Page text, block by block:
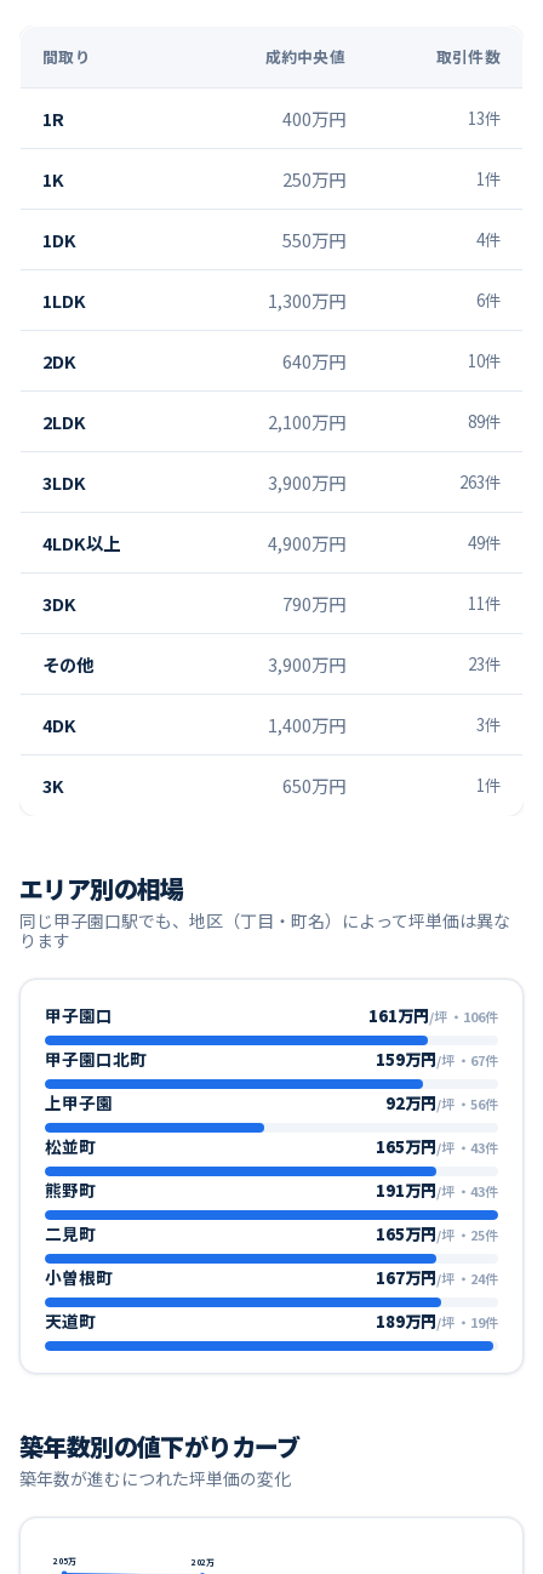
間取り 成約中央値 取引件数
1R 400万円 13件
1K 250万円 1件
1DK 550万円 4件
1LDK 1,300万円 6件
2DK 640万円 10件
2LDK 2,100万円 89件
3LDK 3,900万円 263件
4LDK以上 4,900万円 49件
3DK 790万円 11件
その他 3,900万円 23件
4DK 1,400万円 3件
3K 650万円 1件
エリア別の相場
同じ甲子園口駅でも、地区（丁目・町名）によって坪単価は異な
ります
甲子園口 161万円/坪 ・ 106件
甲子園口北町 159万円/坪 ・ 67件
上甲子園 92万円/坪 ・ 56件
松並町 165万円/坪 ・ 43件
熊野町 191万円/坪 ・ 43件
二見町 165万円/坪 ・ 25件
小曽根町 167万円/坪 ・ 24件
天道町 189万円/坪 ・ 19件
築年数別の値下がりカーブ
築年数が進むにつれた坪単価の変化
205万 202万